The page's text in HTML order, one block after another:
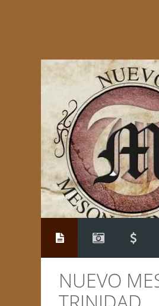
NUEVO
CONTACTO